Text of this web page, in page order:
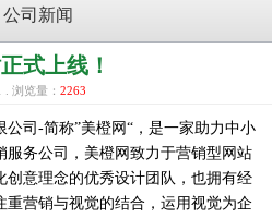
公司新闻
式上线！
浏览量： 2263
司-简称”美橙网“，是一家助力中小
服务公司，美橙网致力于营销型网站
创意理念的优秀设计团队，也拥有经
重营销与视觉的结合，运用视觉为企